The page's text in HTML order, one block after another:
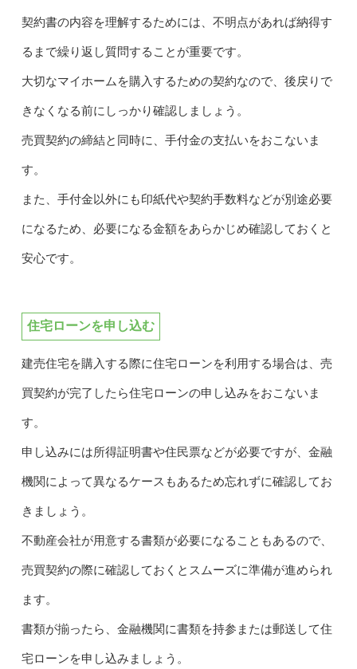
契約書の内容を理解するためには、不明点があれば納得す
るまで繰り返し質問することが重要です。
大切なマイホームを購入するための契約なので、後戻りで
きなくなる前にしっかり確認しましょう。
売買契約の締結と同時に、手付金の支払いをおこないま
す。
また、手付金以外にも印紙代や契約手数料などが別途必要
になるため、必要になる金額をあらかじめ確認しておくと
安心です。
住宅ローンを申し込む
建売住宅を購入する際に住宅ローンを利用する場合は、売
買契約が完了したら住宅ローンの申し込みをおこないま
す。
申し込みには所得証明書や住民票などが必要ですが、金融
機関によって異なるケースもあるため忘れずに確認してお
きましょう。
不動産会社が用意する書類が必要になることもあるので、
売買契約の際に確認しておくとスムーズに準備が進められ
ます。
書類が揃ったら、金融機関に書類を持参または郵送して住
宅ローンを申し込みましょう。